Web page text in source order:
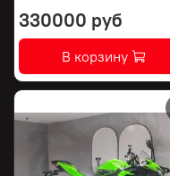
330000 руб
В корзину